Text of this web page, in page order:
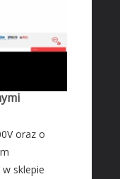
oraz o
sklepie